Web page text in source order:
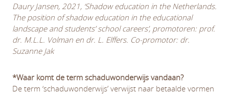
Daury Jansen, 2021, ‘Shadow education in the Netherlands.
The position of shadow education in the educational
landscape and students’ school careers’, promotoren: prof.
dr. M.L.L. Volman en dr. L. Elffers. Co-promotor: dr.
Suzanne Jak
*Waar komt de term schaduwonderwijs vandaan?
De term ‘schaduwonderwijs’ verwijst naar betaalde vormen